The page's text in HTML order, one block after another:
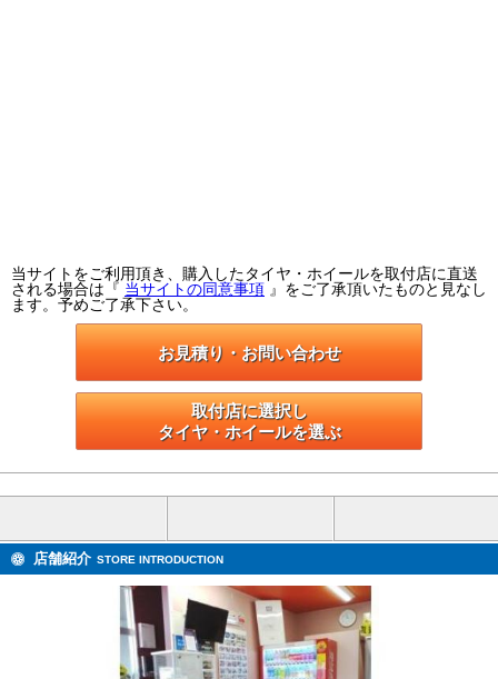
当サイトをご利用頂き、購入したタイヤ・ホイールを取付店に直送
される場合は『 当サイトの同意事項 』をご了承頂いたものと見なし
ます。予めご了承下さい。
お見積り・お問い合わせ
取付店に選択し
タイヤ・ホイールを選ぶ
店舗紹介 STORE INTRODUCTION